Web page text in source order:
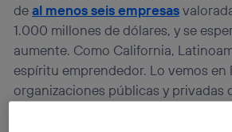
deal menos seis empresas
1.000 millones de dólares, y se
aumente. Como California,
espíritu emprendedor. Lo vemos
organizaciones públicas y privadas